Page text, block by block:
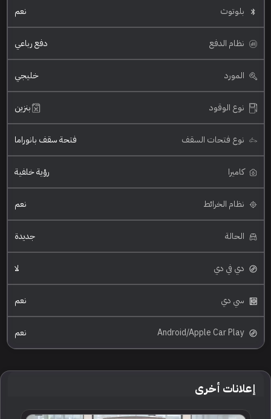
بلوتوث نعم
نظام الدفع دفع رباعي
المورد خليجي
نوع الوقود بنزين
نوع فتحات السقف فتحة سقف بانوراما
كاميرا رؤية خلفية
نظام الخرائط نعم
الحالة جديدة
دي في دي لا
سي دي نعم
Android/Apple Car Play نعم
إعلانات أخرى